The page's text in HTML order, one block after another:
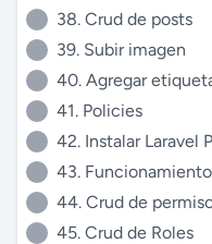
38. Crud de posts
39. Subir imagen
40. Agregar
41. Policies
42. Instalar Laravel
43.
44. Crud de
45. Crud de Roles